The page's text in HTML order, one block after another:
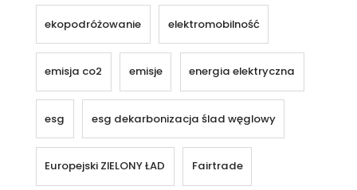
ekopodróżowanie elektromobilność
emisja co2 emisje energia elektryczna
esg esg dekarbonizacja ślad węglowy
Europejski ZIELONY ŁAD Fairtrade